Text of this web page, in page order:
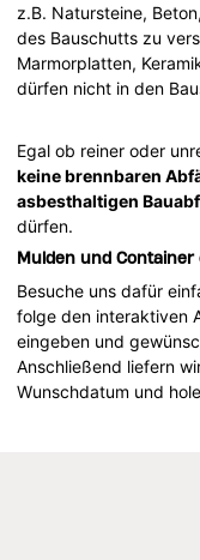
z.B. Natursteine,
des Bauschutts zu
Marmorplatten,
dürfen nicht in den
Egal ob reiner oder
keine brennbaren
asbesthaltigen
dürfen.
Mulden und
Besuche uns dafür
folge den interaktiven
eingeben und
Anschließend liefern
Wunschdatum und